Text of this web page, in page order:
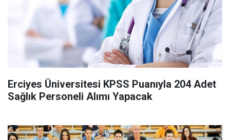
Erciyes Üniversitesi KPSS Puanıyla 204 Adet
Sağlık Personeli Alımı Yapacak